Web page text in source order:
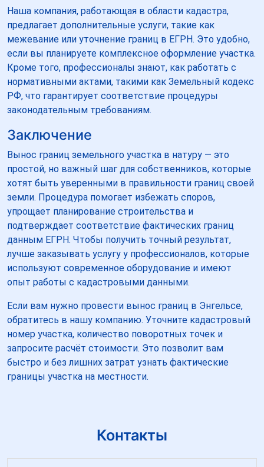
Наша компания, работающая в области кадастра,
предлагает дополнительные услуги, такие как
межевание или уточнение границ в ЕГРН. Это удобно,
если вы планируете комплексное оформление участка.
Кроме того, профессионалы знают, как работать с
нормативными актами, такими как Земельный кодекс
РФ, что гарантирует соответствие процедуры
законодательным требованиям.
Заключение
Вынос границ земельного участка в натуру — это
простой, но важный шаг для собственников, которые
хотят быть уверенными в правильности границ своей
земли. Процедура помогает избежать споров,
упрощает планирование строительства и
подтверждает соответствие фактических границ
данным ЕГРН. Чтобы получить точный результат,
лучше заказывать услугу у профессионалов, которые
используют современное оборудование и имеют
опыт работы с кадастровыми данными.
Если вам нужно провести вынос границ в Энгельсе,
обратитесь в нашу компанию. Уточните кадастровый
номер участка, количество поворотных точек и
запросите расчёт стоимости. Это позволит вам
быстро и без лишних затрат узнать фактические
границы участка на местности.
Контакты